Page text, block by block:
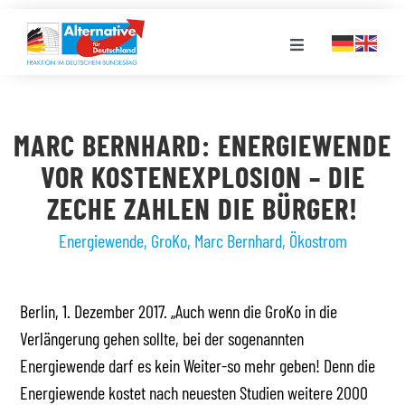
Inhalt
springen
Toggle
LANDESGRUPPEN
VERANSTALTUNGEN
STELLENPORTAL
MARC BERNHARD: ENERGIEWENDE
VOR KOSTENEXPLOSION – DIE
ZECHE ZAHLEN DIE BÜRGER!
Energiewende, GroKo, Marc Bernhard, Ökostrom
Berlin, 1. Dezember 2017. „Auch wenn die GroKo in die
Verlängerung gehen sollte, bei der sogenannten
Energiewende darf es kein Weiter-so mehr geben! Denn die
Energiewende kostet nach neuesten Studien weitere 2000